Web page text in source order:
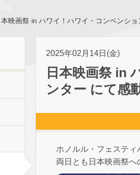
本映画祭 in ハワイ！ハワイ・コンベンシ
2025年02月14日(金)
日本映画祭 in
ンター にて感
ホノルル・フェステ
両日とも日本映画祭